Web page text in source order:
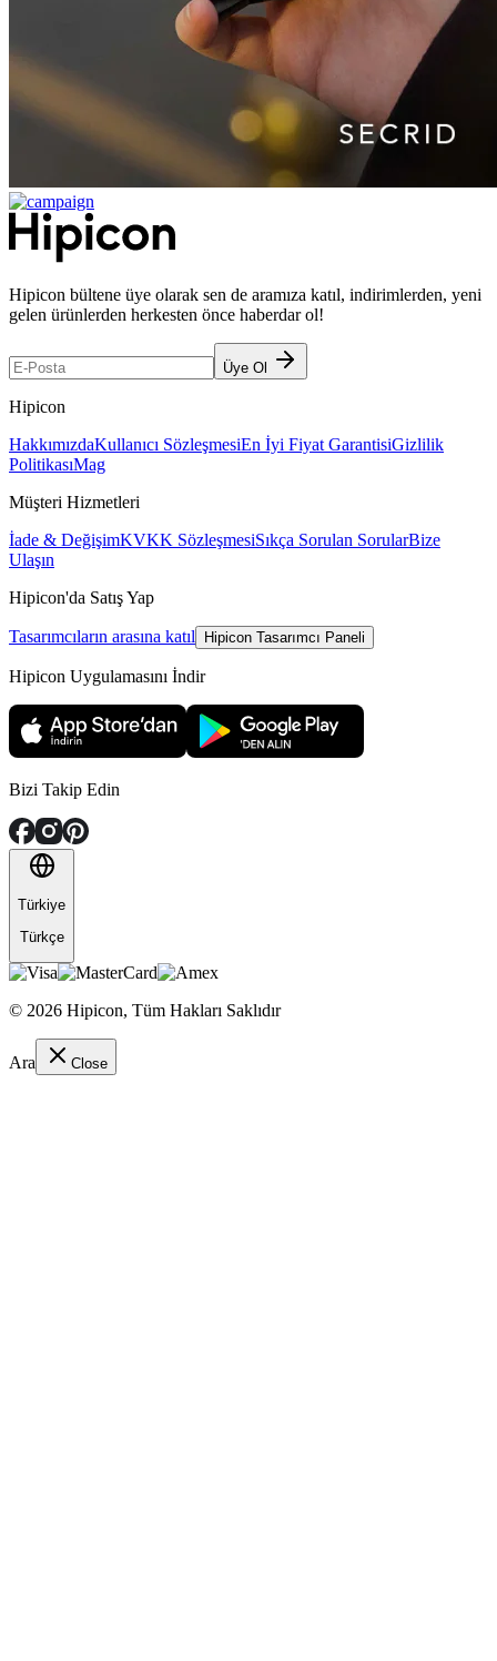
Hipicon bültene üye olarak sen de aramıza katıl, indirimlerden, yeni
gelen ürünlerden herkesten önce haberdar ol!
Üye Ol
Hipicon
HakkımızdaKullanıcı SözleşmesiEn İyi Fiyat GarantisiGizlilik
PolitikasıMag
Müşteri Hizmetleri
İade & DeğişimKVKK SözleşmesiSıkça Sorulan SorularBize
Ulaşın
Hipicon'da Satış Yap
Tasarımcıların arasına katıl Hipicon Tasarımcı Paneli
Hipicon Uygulamasını İndir
Bizi Takip Edin
Türkiye
Türkçe
© 2026 Hipicon, Tüm Hakları Saklıdır
Ara Close